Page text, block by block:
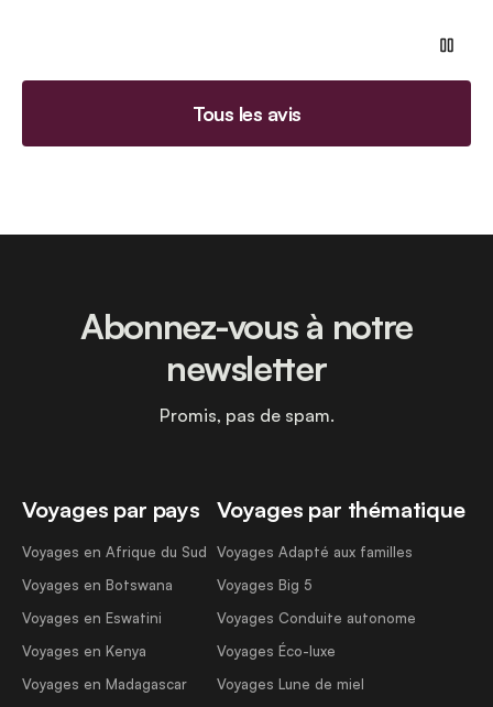
Tous les avis
Voyages par pays
Voyages en Afrique du Sud
Voyages en Botswana
Voyages en Eswatini
Voyages en Kenya
Voyages en Madagascar
Voyages par thématique
Voyages Adapté aux familles
Voyages Big 5
Voyages Conduite autonome
Voyages Éco-luxe
Voyages Lune de miel
Abonnez-vous à notre
newsletter
Promis, pas de spam.